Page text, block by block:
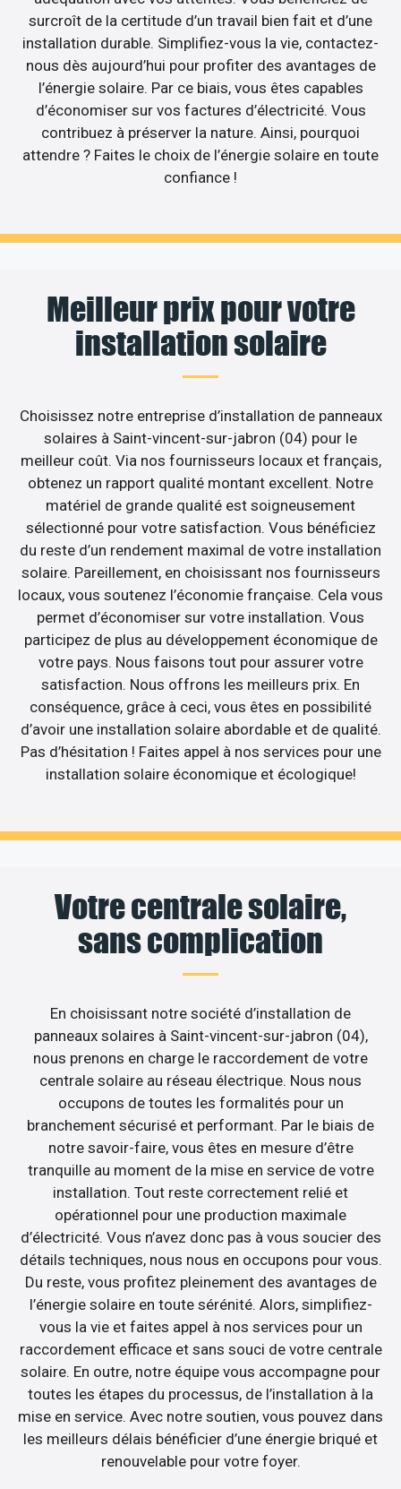
surcroît de la certitude d’un travail bien fait et d’une
installation durable. Simplifiez-vous la vie, contactez-
nous dès aujourd’hui pour profiter des avantages de
l’énergie solaire. Par ce biais, vous êtes capables
d’économiser sur vos factures d’électricité. Vous
contribuez à préserver la nature. Ainsi, pourquoi
attendre ? Faites le choix de l’énergie solaire en toute
confiance !
Meilleur prix pour votre
installation solaire
Choisissez notre entreprise d’installation de panneaux
solaires à Saint-vincent-sur-jabron (04) pour le
meilleur coût. Via nos fournisseurs locaux et français,
obtenez un rapport qualité montant excellent. Notre
matériel de grande qualité est soigneusement
sélectionné pour votre satisfaction. Vous bénéficiez
du reste d’un rendement maximal de votre installation
solaire. Pareillement, en choisissant nos fournisseurs
locaux, vous soutenez l’économie française. Cela vous
permet d’économiser sur votre installation. Vous
participez de plus au développement économique de
votre pays. Nous faisons tout pour assurer votre
satisfaction. Nous offrons les meilleurs prix. En
conséquence, grâce à ceci, vous êtes en possibilité
d’avoir une installation solaire abordable et de qualité.
Pas d’hésitation ! Faites appel à nos services pour une
installation solaire économique et écologique!
Votre centrale solaire,
sans complication
En choisissant notre société d’installation de
panneaux solaires à Saint-vincent-sur-jabron (04),
nous prenons en charge le raccordement de votre
centrale solaire au réseau électrique. Nous nous
occupons de toutes les formalités pour un
branchement sécurisé et performant. Par le biais de
notre savoir-faire, vous êtes en mesure d’être
tranquille au moment de la mise en service de votre
installation. Tout reste correctement relié et
opérationnel pour une production maximale
d’électricité. Vous n’avez donc pas à vous soucier des
détails techniques, nous nous en occupons pour vous.
Du reste, vous profitez pleinement des avantages de
l’énergie solaire en toute sérénité. Alors, simplifiez-
vous la vie et faites appel à nos services pour un
raccordement efficace et sans souci de votre centrale
solaire. En outre, notre équipe vous accompagne pour
toutes les étapes du processus, de l’installation à la
mise en service. Avec notre soutien, vous pouvez dans
les meilleurs délais bénéficier d’une énergie briqué et
renouvelable pour votre foyer.